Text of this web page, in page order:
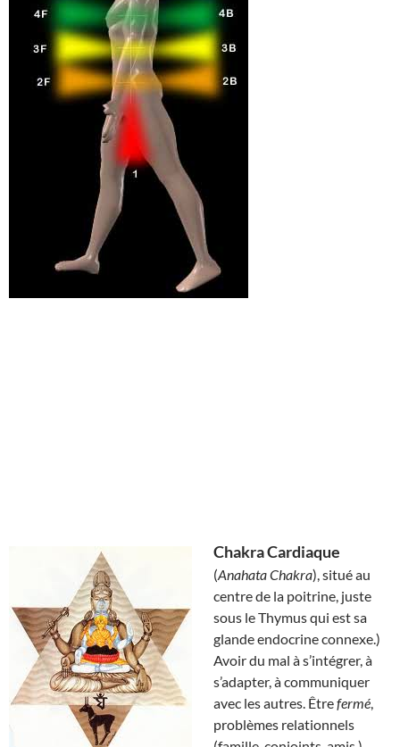
Chakra Cardiaque
(Anahata Chakra), situé au
centre de la poitrine, juste
sous le Thymus qui est sa
glande endocrine connexe.)
Avoir du mal à s’intégrer, à
s’adapter, à communiquer
avec les autres. Êtrefermé,
problèmes relationnels